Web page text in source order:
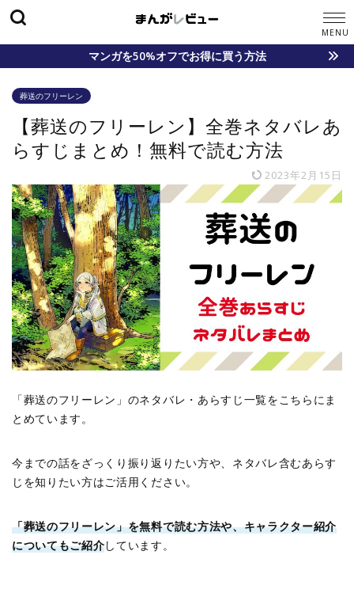
マンガを50%オフでお得に買う方法
葬送のフリーレン
【葬送のフリーレン】全巻ネタバレあ
らすじまとめ！無料で読む方法
2023年2月15日
「葬送のフリーレン」のネタバレ・あらすじ一覧をこちらにま
とめています。
今までの話をざっくり振り返りたい方や、ネタバレ含むあらす
じを知りたい方はご活用ください。
「葬送のフリーレン」を無料で読む方法や、キャラクター紹介
についてもご紹介しています。